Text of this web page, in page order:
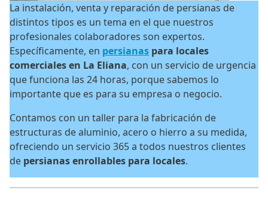
La instalación, venta y reparación de persianas de
distintos tipos es un tema en el que nuestros
profesionales colaboradores son expertos.
Específicamente, en persianas para locales
comerciales en La Eliana, con un servicio de urgencia
que funciona las 24 horas, porque sabemos lo
importante que es para su empresa o negocio.
Contamos con un taller para la fabricación de
estructuras de aluminio, acero o hierro a su medida,
ofreciendo un servicio 365 a todos nuestros clientes
de persianas enrollables para locales.